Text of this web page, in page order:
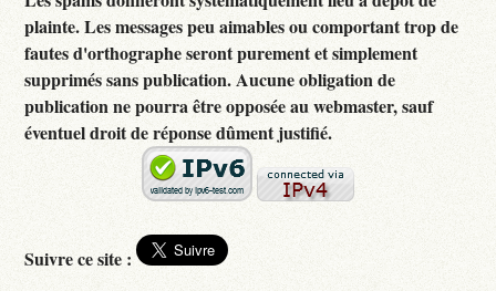
plainte. Les messages peu aimables ou comportant trop de
fautes d'orthographe seront purement et simplement
supprimés sans publication. Aucune obligation de
publication ne pourra être opposée au webmaster, sauf
éventuel droit de réponse dûment justifié.
Suivre ce site :